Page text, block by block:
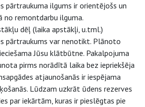
pārtraukuma ilgums ir orientējošs un
no remontdarbu ilguma.
dēļ (laika apstākļi, u.tml.)
pārtraukums var nenotikt. Plānoto
Jūsu klātbūtne. Pakalpojuma
pirms norādītā laika bez iepriekšēja
atjaunošanās ir iespējama
Lūdzam uzkrāt ūdens rezerves
par iekārtām, kuras ir pieslēgtas pie